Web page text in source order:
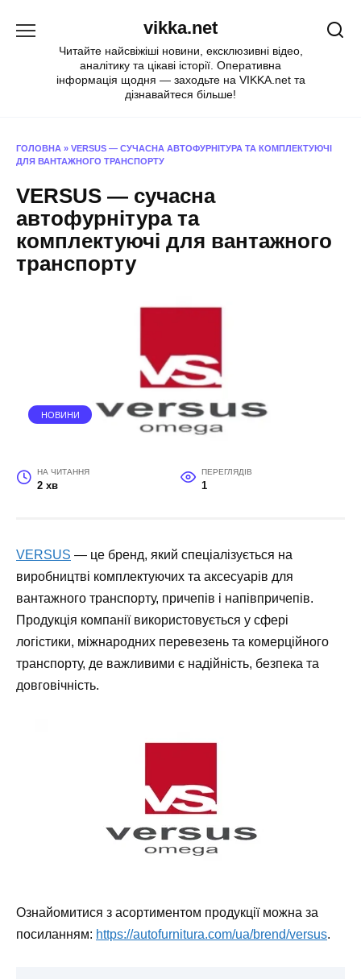
vikka.net
Читайте найсвіжіші новини, ексклюзивні відео,
аналітику та цікаві історії. Оперативна
інформація щодня — заходьте на VIKKA.net та
дізнавайтеся більше!
ГОЛОВНА » VERSUS — СУЧАСНА АВТОФУРНІТУРА ТА КОМПЛЕКТУЮЧІ
ДЛЯ ВАНТАЖНОГО ТРАНСПОРТУ
VERSUS — сучасна
автофурнітура та
комплектуючі для вантажного
транспорту
НОВИНИ
НА ЧИТАННЯ
2 хв
ПЕРЕГЛЯДІВ
1
VERSUS — це бренд, який спеціалізується на
виробництві комплектуючих та аксесуарів для
вантажного транспорту, причепів і напівпричепів.
Продукція компанії використовується у сфері
логістики, міжнародних перевезень та комерційного
транспорту, де важливими є надійність, безпека та
довговічність.
Ознайомитися з асортиментом продукції можна за
посиланням: https://autofurnitura.com/ua/brend/versus.